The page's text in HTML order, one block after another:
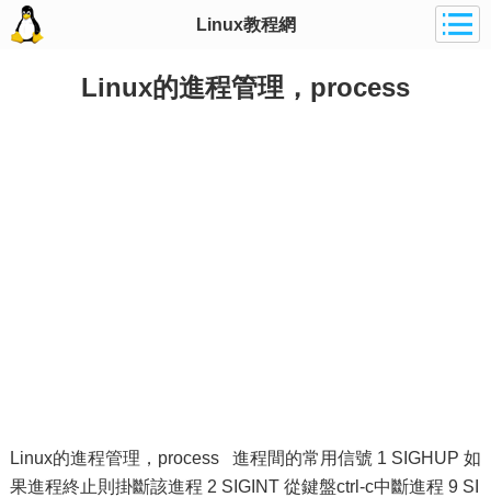
Linux教程網
Linux的進程管理，process
Linux的進程管理，process 進程間的常用信號 1 SIGHUP 如
果進程終止則掛斷該進程 2 SIGINT 從鍵盤ctrl-c中斷進程 9 SI